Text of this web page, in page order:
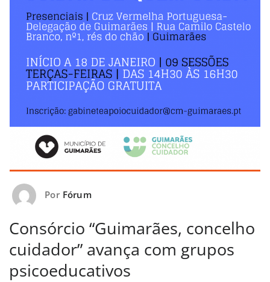
Por Fórum
Consórcio “Guimarães, concelho
cuidador” avança com grupos
psicoeducativos